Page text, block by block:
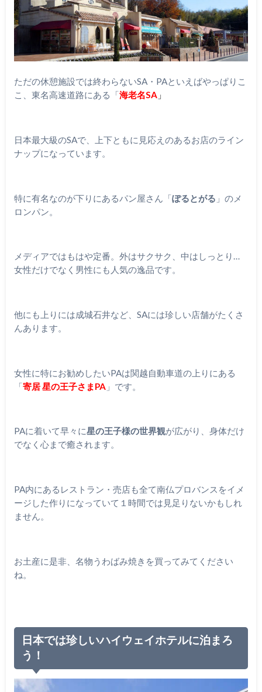
ただの休憩施設では終わらないSA・PAといえばやっぱりこ
こ、東名高速道路にある「海老名SA」
日本最大級のSAで、上下ともに見応えのあるお店のライン
ナップになっています。
特に有名なのが下りにあるパン屋さん「ぽるとがる 」のメ
ロンパン。
メディアではもはや定番。外はサクサク、中はしっとり…
女性だけでなく男性にも人気の逸品です。
他にも上りには成城石井など、SAには珍しい店舗がたくさ
んあります。
女性に特にお勧めしたいPAは関越自動車道の上りにある
「寄居 星の王子さまPA」です。
PAに着いて早々に星の王子様の世界観が広がり、身体だけ
でなく心まで癒されます。
PA内にあるレストラン・売店も全て南仏プロバンスをイメ
ージした作りになっていて１時間では見足りないかもしれ
ません。
お土産に是非、名物うわばみ焼きを買ってみてください
ね。
日本では珍しいハイウェイホテルに泊まろ
う！